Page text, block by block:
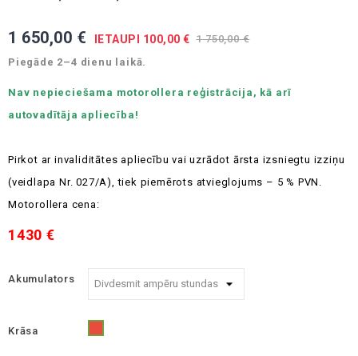
1 650,00 € IETAUPI 100,00 € 1 750,00 €
Piegāde 2–4 dienu laikā.
Nav nepieciešama motorollera reģistrācija, kā arī
autovadītāja apliecība!
Pirkot ar invaliditātes apliecību vai uzrādot ārsta izsniegtu izziņu
(veidlapa Nr. 027/A), tiek piemērots atvieglojums – 5 % PVN.
Motorollera cena:
1430 €
Akumulators
Krāsa